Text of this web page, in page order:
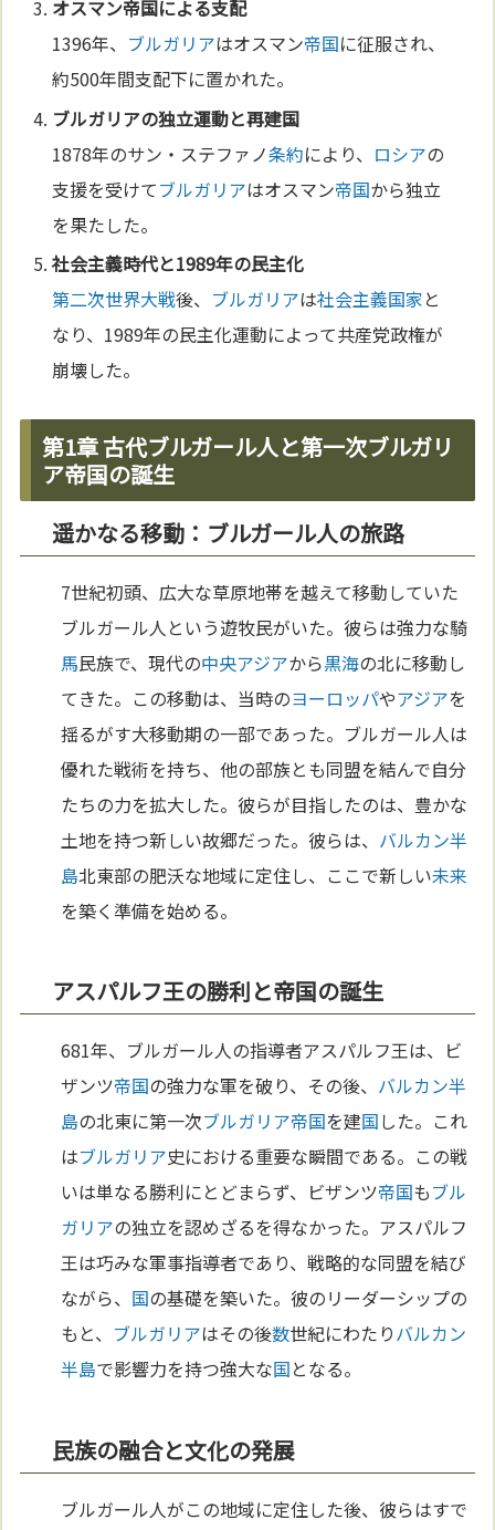
オスマン帝国による支配
1396年、 ブルガリアはオスマン帝国に征服され、
約500年間支配下に置かれた。
ブルガリアの独立運動と再建国
1878年のサン・ステファノ条約により、 ロシアの
支援を受けてブルガリアはオスマン帝国から独立
を果たした。
社会主義時代と1989年の民主化
第二次世界大戦後、 ブルガリアは社会主義国家と
なり、1989年の民主化運動によって共産党政権が
崩壊した。
第1章 古代ブルガール人と第一次ブルガリ
ア帝国の誕生
遥かなる移動：ブルガール人の旅路
7世紀初頭、広大な草原地帯を越えて移動していた
ブルガール人という遊牧民がいた。彼らは強力な騎
馬民族で、現代の中央アジアから黒海の北に移動し
てきた。この移動は、当時のヨーロッパやアジアを
揺るがす大移動期の一部であった。ブルガール人は
優れた戦術を持ち、他の部族とも同盟を結んで自分
たちの力を拡大した。彼らが目指したのは、豊かな
土地を持つ新しい故郷だった。彼らは、 バルカン半
島北東部の肥沃な地域に定住し、ここで新しい未来
を築く準備を始める。
アスパルフ王の勝利と帝国の誕生
681年、ブルガール人の指導者アスパルフ王は、ビ
ザンツ帝国の強力な軍を破り、その後、 バルカン半
島の北東に第一次ブルガリア帝国を建国した。これ
はブルガリア史における重要な瞬間である。この戦
いは単なる勝利にとどまらず、ビザンツ帝国もブル
ガリアの独立を認めざるを得なかった。アスパルフ
王は巧みな軍事指導者であり、戦略的な同盟を結び
ながら、 国の基礎を築いた。彼のリーダーシップの
もと、 ブルガリアはその後数世紀にわたりバルカン
半島で影響力を持つ強大な国となる。
民族の融合と文化の発展
ブルガール人がこの地域に定住した後、彼らはすで